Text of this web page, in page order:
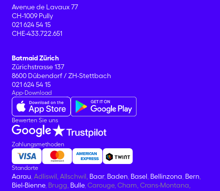
Avenue de Lavaux 77
CH-1009 Pully
021 624 54 15
CHE-433.722.651
Batmaid Zürich
Zürichstrasse 137
8600 Dübendorf / ZH-Stettbach
021 624 54 15
App-Download
Bewerten Sie uns
Zahlungsmethoden
Standorte
Aarau , Adliswil, Allschwil, Baar, Baden Basel Bellinzona Bern
Biel-Bienne, Brugg, Bulle, Carouge, Cham, Crans-Montana,